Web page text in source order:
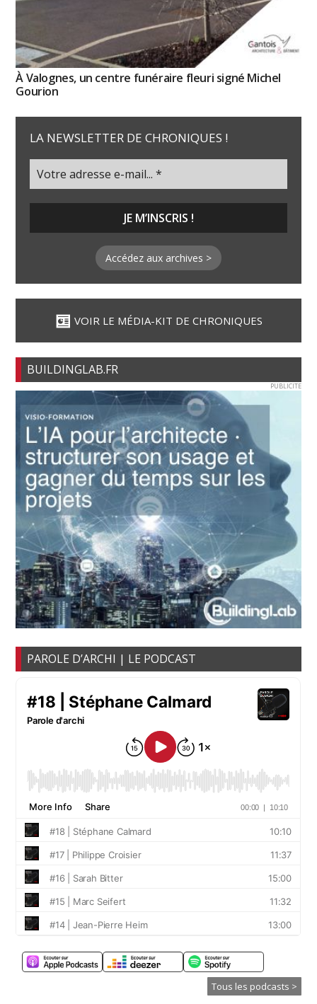
À Valognes, un centre funéraire fleuri signé Michel
Gourion
LA NEWSLETTER DE CHRONIQUES !
Accédez aux archives >
VOIR LE MÉDIA-KIT DE CHRONIQUES
BUILDINGLAB.FR
PUBLICITE
PAROLE D’ARCHI | LE PODCAST
Tous les podcasts >